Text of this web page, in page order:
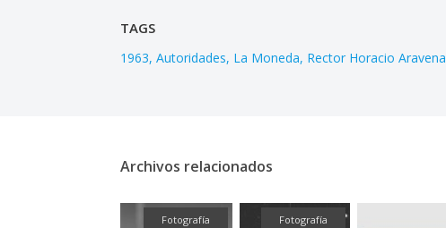
TAGS
1963 Autoridades La Moneda Rector Horacio Aravena
Archivos relacionados
Fotografía Fotografía